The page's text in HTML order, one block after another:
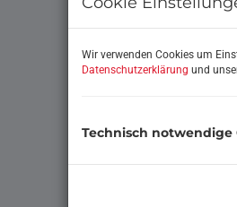
Wir verwenden Cookies um
Datenschutzerklärung und
Technisch notwendige